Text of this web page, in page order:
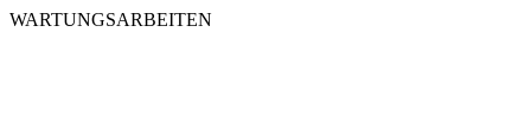
WARTUNGSARBEITEN